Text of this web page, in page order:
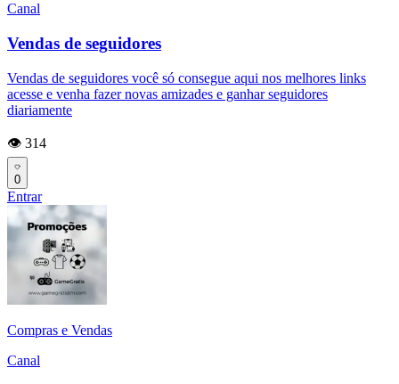
Canal
Vendas de seguidores
Vendas de seguidores você só consegue aqui nos melhores links
acesse e venha fazer novas amizades e ganhar seguidores
diariamente
👁️ 314
0
Entrar
Compras e Vendas
Canal